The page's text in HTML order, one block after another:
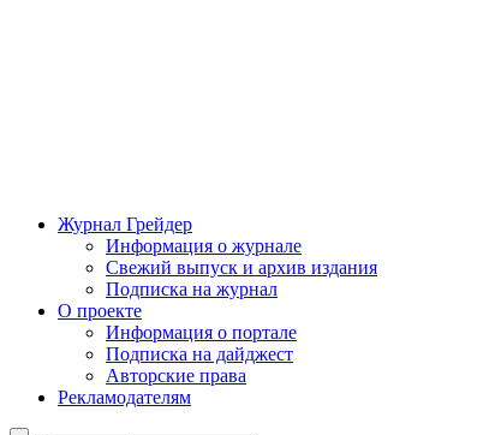
Журнал Грейдер
Информация о журнале
Свежий выпуск и архив издания
Подписка на журнал
О проекте
Информация о портале
Подписка на дайджест
Авторские права
Рекламодателям